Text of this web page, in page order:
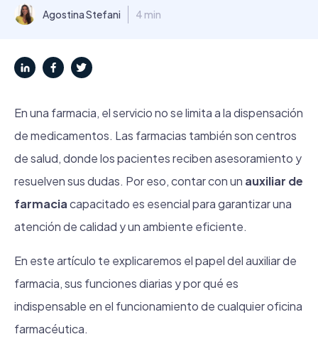
Agostina Stefani 4 min
En una farmacia, el servicio no se limita a la dispensación
de medicamentos. Las farmacias también son centros
de salud, donde los pacientes reciben asesoramiento y
resuelven sus dudas. Por eso, contar con un auxiliar de
farmaciacapacitado es esencial para garantizar una
atención de calidad y un ambiente eficiente.
En este artículo te explicaremos el papel del auxiliar de
farmacia, sus funciones diarias y por qué es
indispensable en el funcionamiento de cualquier oficina
farmacéutica.